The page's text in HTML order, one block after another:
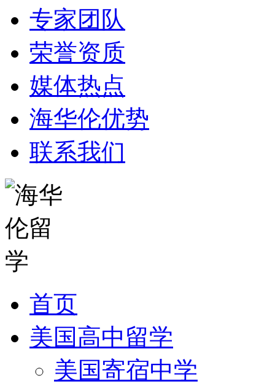
专家团队
荣誉资质
媒体热点
海华伦优势
联系我们
首页
美国高中留学
美国寄宿中学